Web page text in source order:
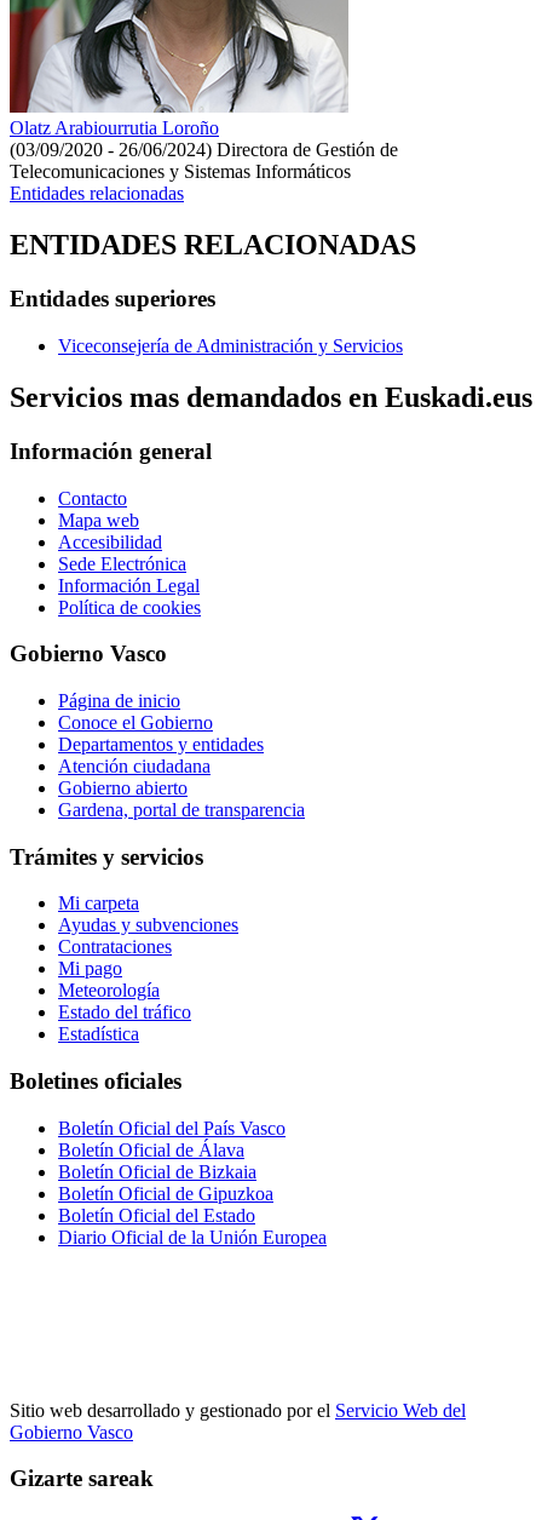
Olatz Arabiourrutia Loroño
(03/09/2020 - 26/06/2024) Directora de Gestión de
Telecomunicaciones y Sistemas Informáticos
Entidades relacionadas
ENTIDADES RELACIONADAS
Entidades superiores
Viceconsejería de Administración y Servicios
Servicios mas demandados en Euskadi.eus
Información general
Contacto
Mapa web
Accesibilidad
Sede Electrónica
Información Legal
Política de cookies
Gobierno Vasco
Página de inicio
Conoce el Gobierno
Departamentos y entidades
Atención ciudadana
Gobierno abierto
Gardena, portal de transparencia
Trámites y servicios
Mi carpeta
Ayudas y subvenciones
Contrataciones
Mi pago
Meteorología
Estado del tráfico
Estadística
Boletines oficiales
Boletín Oficial del País Vasco
Boletín Oficial de Álava
Boletín Oficial de Bizkaia
Boletín Oficial de Gipuzkoa
Boletín Oficial del Estado
Diario Oficial de la Unión Europea
Sitio web desarrollado y gestionado por el Servicio Web del
Gobierno Vasco
Gizarte sareak